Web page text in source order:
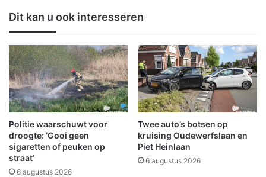
b
r
a
a
k
i
n
W
i
n
s
c
h
d
v
o
o
r
g
o
e
d
h
e
i
l
Dit kan u ook interesseren
Politie waarschuwt voor
droogte: ‘Gooi geen
sigaretten of peuken op
straat’
6 augustus 2026
Twee auto’s botsen op
kruising Oudewerfslaan en
Piet Heinlaan
6 augustus 2026